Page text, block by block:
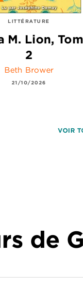
LITTÉRATURE
M. Lion,
2
Beth Brower
21/10/2026
VOIR
de